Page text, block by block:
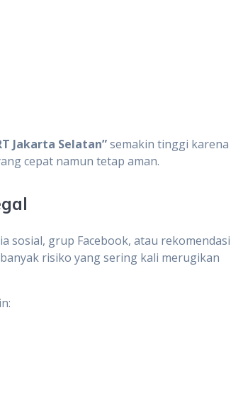
Jakarta Selatan”semakin tinggi karena
cepat namun tetap aman.
sosial, grup Facebook, atau rekomendasi
risiko yang sering kali merugikan